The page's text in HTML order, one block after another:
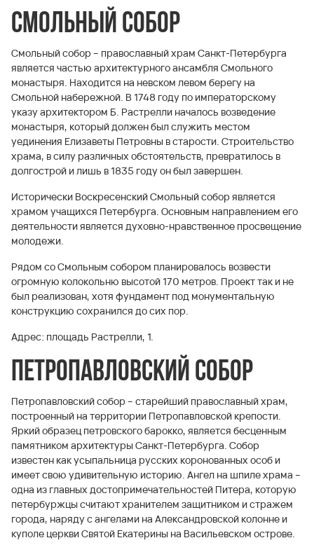
Смольный собор
Смольный собор – православный храм Санкт-Петербурга
является частью архитектурного ансамбля Смольного
монастыря. Находится на невском левом берегу на
Смольной набережной. В 1748 году по императорскому
указу архитектором Б. Растрелли началось возведение
монастыря, который должен был служить местом
уединения Елизаветы Петровны в старости. Строительство
храма, в силу различных обстоятельств, превратилось в
долгострой и лишь в 1835 году он был завершен.
Исторически Воскресенский Смольный собор является
храмом учащихся Петербурга. Основным направлением его
деятельности является духовно-нравственное просвещение
молодежи.
Рядом со Смольным собором планировалось возвести
огромную колокольню высотой 170 метров. Проект так и не
был реализован, хотя фундамент под монументальную
конструкцию сохранился до сих пор.
Адрес: площадь Растрелли, 1.
Петропавловский собор
Петропавловский собор – старейший православный храм,
построенный на территории Петропавловской крепости.
Яркий образец петровского барокко, является бесценным
памятником архитектуры Санкт-Петербурга. Собор
известен как усыпальница русских коронованных особ и
имеет свою удивительную историю. Ангел на шпиле храма –
одна из главных достопримечательностей Питера, которую
петербуржцы считают хранителем защитником и стражем
города, наряду с ангелами на Александровской колонне и
куполе церкви Святой Екатерины на Васильевском острове.